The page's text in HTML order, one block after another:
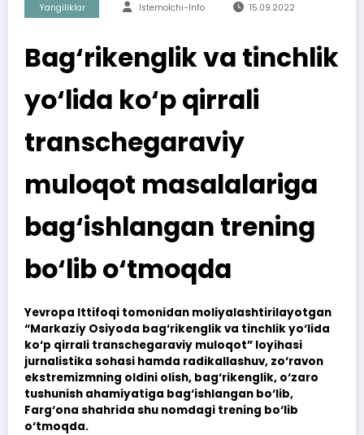
Yangiliklar Istemolchi-Info 15.09.2022
Bag‘rikenglik va tinchlik
yo‘lida ko‘p qirrali
transchegaraviy
muloqot masalalariga
bag‘ishlangan trening
bo‘lib o‘tmoqda
Yevropa Ittifoqi tomonidan moliyalashtirilayotgan
“Markaziy Osiyoda bag‘rikenglik va tinchlik yo‘lida
ko‘p qirrali transchegaraviy muloqot” loyihasi
jurnalistika sohasi hamda radikallashuv, zo‘ravon
ekstremizmning oldini olish, bag‘rikenglik, o‘zaro
tushunish ahamiyatiga bag‘ishlangan bo‘lib,
Farg‘ona shahrida shu nomdagi trening bo‘lib
o‘tmoqda.